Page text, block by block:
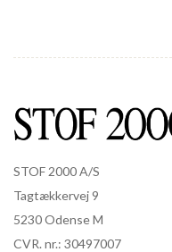
STOF 2000 A/S
Tagtækkervej 9
5230 Odense M
CVR. nr.: 30497007